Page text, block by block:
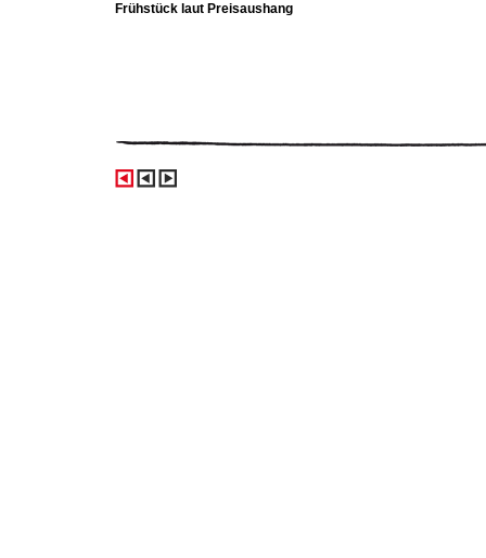
Frühstück laut Preisaushang